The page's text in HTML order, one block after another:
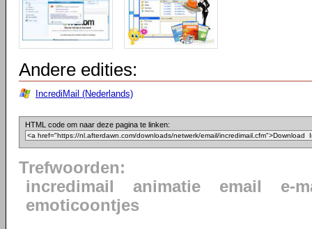
Andere edities:
IncrediMail (Nederlands)
HTML code om naar deze pagina te linken:
Trefwoorden:
incredimail
animatie email
e-
emoticoontjes